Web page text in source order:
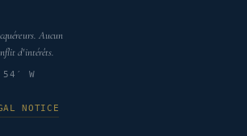
Aucun
d'intérêts.
W
NOTICE